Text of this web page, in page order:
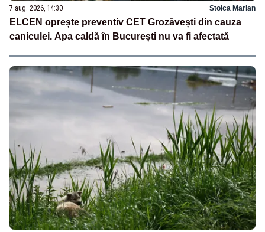
7 aug. 2026, 14:30 Stoica Marian
ELCEN oprește preventiv CET Grozăvești din cauza
caniculei. Apa caldă în București nu va fi afectată